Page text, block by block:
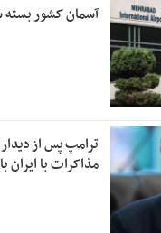
آسمان کشور
ترامپ پس از دیدار
مذاکرات با ایران